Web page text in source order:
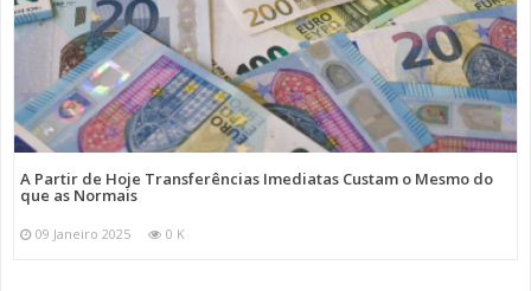
A Partir de Hoje Transferências Imediatas Custam o Mesmo do
que as Normais
09 Janeiro 2025 0 K